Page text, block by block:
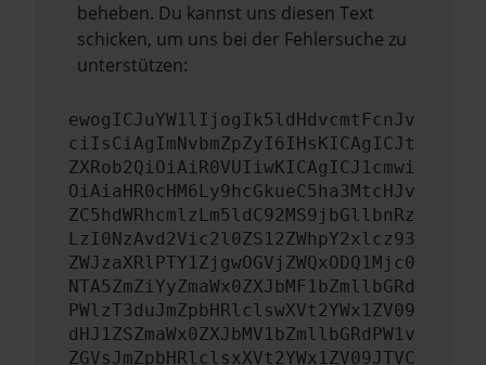
beheben. Du kannst uns diesen Text
schicken, um uns bei der Fehlersuche zu
unterstützen:
ewogICJuYW1lIjogIk5ldHdvcmtFcnJv
ciIsCiAgImNvbmZpZyI6IHsKICAgICJt
ZXRob2QiOiAiR0VUIiwKICAgICJ1cmwi
OiAiaHR0cHM6Ly9hcGkueC5ha3MtcHJv
ZC5hdWRhcmlzLm5ldC92MS9jbGllbnRz
LzI0NzAvd2Vic2l0ZS12ZWhpY2xlcz93
ZWJzaXRlPTY1ZjgwOGVjZWQxODQ1Mjc0
NTA5ZmZiYyZmaWx0ZXJbMF1bZmllbGRd
PWlzT3duJmZpbHRlclswXVt2YWx1ZV09
dHJ1ZSZmaWx0ZXJbMV1bZmllbGRdPW1v
ZGVsJmZpbHRlclsxXVt2YWx1ZV09JTVC